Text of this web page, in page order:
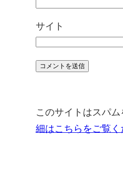
サイト
このサイトはスパ
細はこちらをご覧く